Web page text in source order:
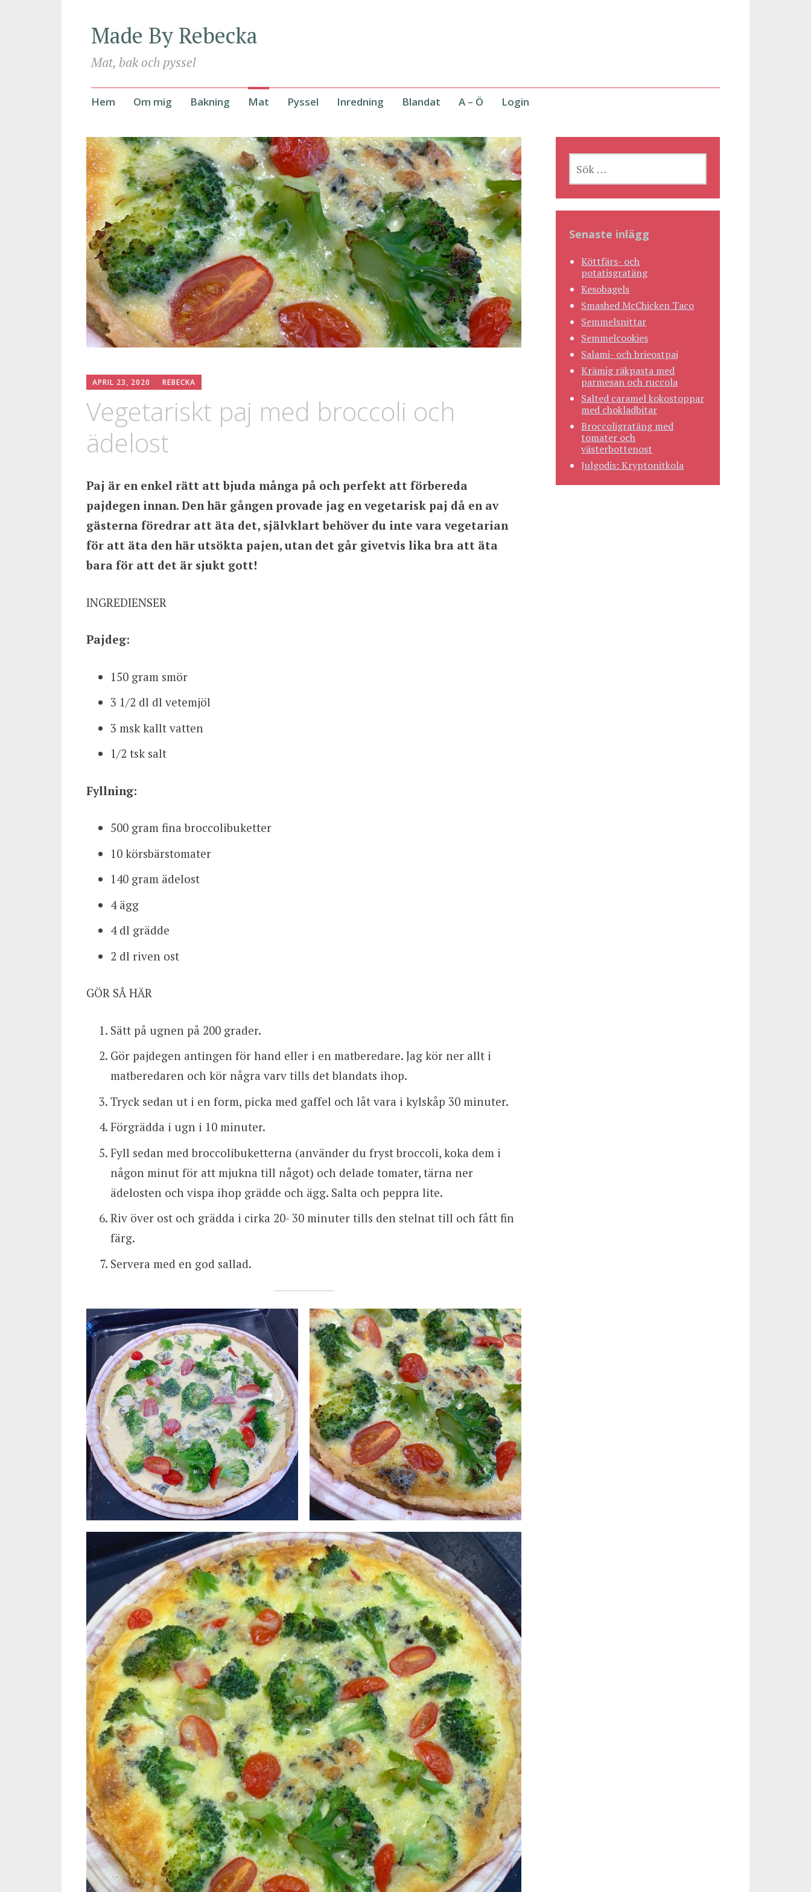
Made By Rebecka
Mat, bak och pyssel
Hoppa
Hem Om mig Bakning Mat Pyssel Inredning Blandat A – Ö Login
APRIL 23, 2020 REBECKA
Vegetariskt paj med broccoli och
ädelost
Paj är en enkel rätt att bjuda många på och perfekt att förbereda
pajdegen innan. Den här gången provade jag en vegetarisk paj då en av
gästerna föredrar att äta det, självklart behöver du inte vara vegetarian
för att äta den här utsökta pajen, utan det går givetvis lika bra att äta
bara för att det är sjukt gott!
INGREDIENSER
Pajdeg:
150 gram smör
3 1/2 dl dl vetemjöl
3 msk kallt vatten
1/2 tsk salt
Fyllning:
500 gram fina broccolibuketter
10 körsbärstomater
140 gram ädelost
4 ägg
4 dl grädde
2 dl riven ost
GÖR SÅ HÄR
Sätt på ugnen på 200 grader.
Gör pajdegen antingen för hand eller i en matberedare. Jag kör ner allt i
matberedaren och kör några varv tills det blandats ihop.
Tryck sedan ut i en form, picka med gaffel och låt vara i kylskåp 30 minuter.
Förgrädda i ugn i 10 minuter.
Fyll sedan med broccolibuketterna (använder du fryst broccoli, koka dem i
någon minut för att mjukna till något) och delade tomater, tärna ner
ädelosten och vispa ihop grädde och ägg. Salta och peppra lite.
Riv över ost och grädda i cirka 20- 30 minuter tills den stelnat till och fått fin
färg.
Servera med en god sallad.
EFTER:
Senaste inlägg
Köttfärs- och
potatisgratäng
Kesobagels
Smashed McChicken Taco
Semmelsnittar
Semmelcookies
Salami- och brieostpaj
Krämig räkpasta med
parmesan och ruccola
Salted caramel kokostoppar
med chokladbitar
Broccoligratäng med
tomater och
västerbottenost
Julgodis: Kryptonitkola